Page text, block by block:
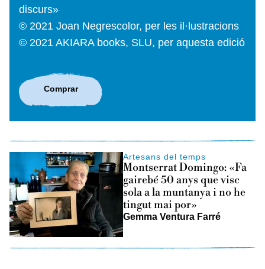
discurs»
© 2021 Joan Negrescolor, per les il·lustracions
© 2021 AKIARA books, SLU, per aquesta edició
Comprar
Artesans del temps
Montserrat Domingo: «Fa
gairebé 50 anys que visc
sola a la muntanya i no he
tingut mai por»
Gemma Ventura Farré